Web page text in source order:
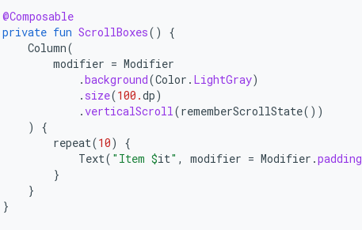
@Composable
private fun ScrollBoxes()
{
Column(
modifier = Modifier
.background(Color . LightGray)
. size(100.dp)
.verticalScroll(rememberScrollState())
)
{
repeat(10)
{
Text( "Item $it" , modifier = Modifier .padding
}
}
}